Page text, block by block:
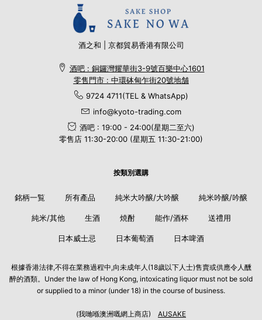
酒之和 | 京都貿易香港有限公司
酒吧 : 銅鑼灣耀華街3-9號百樂中心1601
零售門市 : 中環砵甸乍街20號地舗
9724 4711(TEL & WhatsApp)
info@kyoto-trading.com
酒吧 : 19:00 - 24:00(星期二至六)
零售店 11:30-20:00 (星期五 11:30-21:00)
按類別選購
銘柄一覧 所有產品 純米大吟醸/大吟醸 純米吟醸/吟醸
純米/其他 生酒 焼酎 能作/酒杯 送禮用
日本威士忌 日本葡萄酒 日本啤酒
根據香港法律,不得在業務過程中,向未成年人(18歲以下人士)售賣或供應令人醺
醉的酒類。Under the law of Hong Kong, intoxicating liquor must not be sold
or supplied to a minor (under 18) in the course of business.
(我哋喺澳洲嘅網上商店) AUSAKE